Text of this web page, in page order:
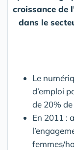
croissance de
dans le
Le
d’emploi
de 20%
En 2011 :
femmes/